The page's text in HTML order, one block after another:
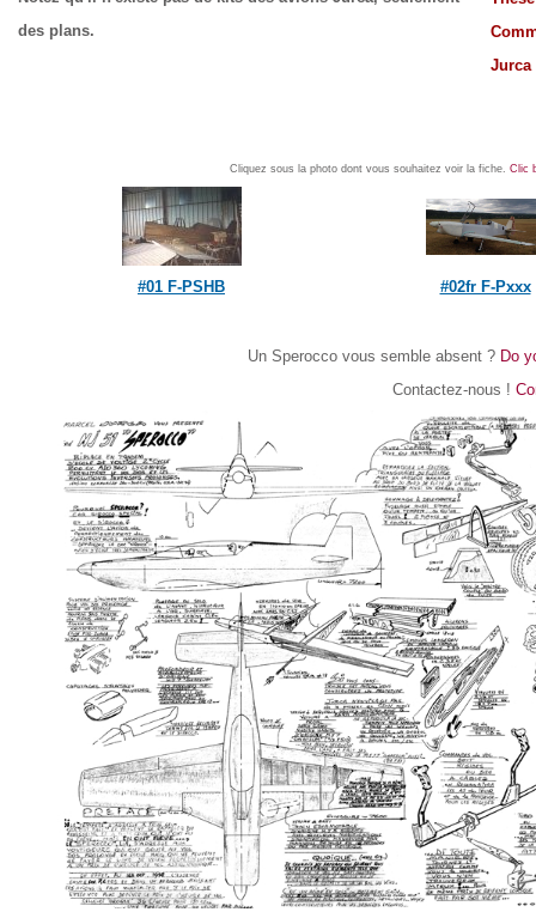
des plans.
Jurca
Cliquez sous la photo dont vous souhaitez voir la fiche. Clic
#01 F-PSHB #02fr F-Pxxx
Un Sperocco vous semble absent ? Do
Contactez-nous !